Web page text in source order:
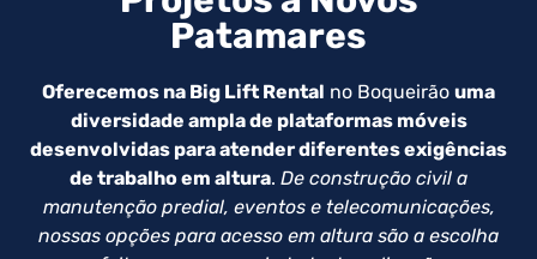
Patamares
Oferecemos na Big Lift Rental no Boqueirão uma
diversidade ampla de plataformas móveis
desenvolvidas para atender diferentes exigências
de trabalho em altura. De construção civil a
manutenção predial, eventos e telecomunicações,
nossas opções para acesso em altura são a escolha